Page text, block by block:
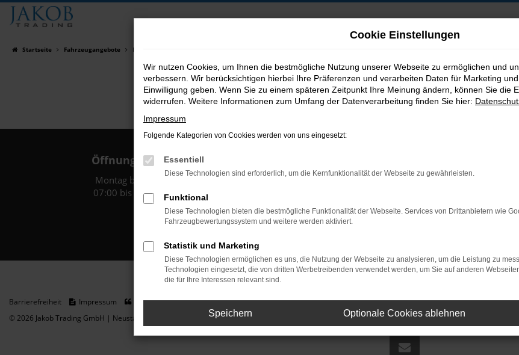
Zum
Hauptinhalt
Startseite Fahrzeugangebote Fahrzeugsuche
B2B-Shop
Öffnungszeiten:
Montag bis Freitag:
07:00 bis 18:00 Uhr
Jakob Trading GmbH
D-08223 Neustadt/Vogtland
Barrierefreiheit Impressum Datenschutz
Cookie Einstellungen
© 2026 Jakob Trading GmbH | Neustädter Straße 1 | DE-08223 Neustadt/Vogtland | fj@jakob-trading.com |Webdesign by audaris.de
Cookie Einstellungen
Wir nutzen Cookies, um Ihnen die bestmögliche Nutzung unserer Webseite zu ermöglichen und
verbessern. Wir berücksichtigen hierbei Ihre Präferenzen und verarbeiten Daten für Marketing
Einwilligung geben. Wenn Sie zu einem späteren Zeitpunkt Ihre Meinung ändern, können Sie die
widerrufen. Weitere Informationen zum Umfang der Datenverarbeitung finden Sie hier:
Impressum
Folgende Kategorien von Cookies werden von uns eingesetzt:
Essentiell
Diese Technologien sind erforderlich, um die Kernfunktionalität der Webseite zu gewährleisten.
Funktional
Diese Technologien bieten die bestmögliche Funktionalität der Webseite. Services von Drittanbietern wie
Fahrzeugbewertungssystem und weitere werden aktiviert.
Statistik und Marketing
Diese Technologien ermöglichen es uns, die Nutzung der Webseite zu analysieren, um die Leistung zu
Technologien eingesetzt, die von dritten Werbetreibenden verwendet werden, um Sie auf anderen
die für Ihre Interessen relevant sind.
Speichern Optionale Cookies ablehnen